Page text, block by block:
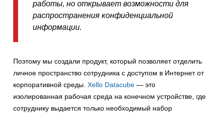
работы, но открывает возможности для
распространения конфиденциальной
информации.
Поэтому мы создали продукт, который позволяет отделить
личное пространство сотрудника с доступом в Интернет от
корпоративной среды. Xello Datacube — это
изолированная рабочая среда на конечном устройстве, где
сотруднику выдается только необходимый набор